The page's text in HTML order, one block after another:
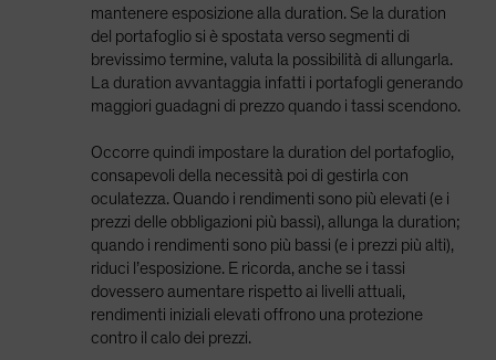
mantenere esposizione alla duration. Se la duration
del portafoglio si è spostata verso segmenti di
brevissimo termine, valuta la possibilità di allungarla.
La duration avvantaggia infatti i portafogli generando
maggiori guadagni di prezzo quando i tassi scendono.
Occorre quindi impostare la duration del portafoglio,
consapevoli della necessità poi di gestirla con
oculatezza. Quando i rendimenti sono più elevati (e i
prezzi delle obbligazioni più bassi), allunga la duration;
quando i rendimenti sono più bassi (e i prezzi più alti),
riduci l’esposizione. E ricorda, anche se i tassi
dovessero aumentare rispetto ai livelli attuali,
rendimenti iniziali elevati offrono una protezione
contro il calo dei prezzi.